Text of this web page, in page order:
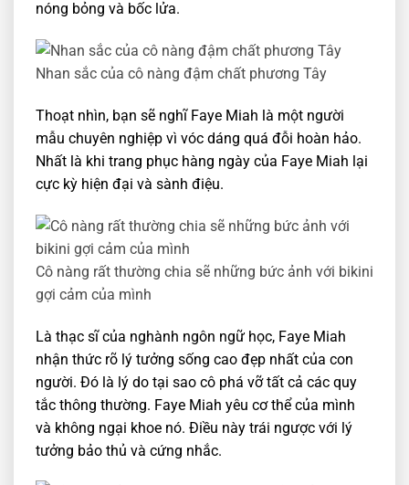
nóng bỏng và bốc lửa.
Nhan sắc của cô nàng đậm chất phương Tây
Thoạt nhìn, bạn sẽ nghĩ Faye Miah là một người
mẫu chuyên nghiệp vì vóc dáng quá đỗi hoàn hảo.
Nhất là khi trang phục hàng ngày của Faye Miah lại
cực kỳ hiện đại và sành điệu.
Cô nàng rất thường chia sẽ những bức ảnh với bikini
gợi cảm của mình
Là thạc sĩ của nghành ngôn ngữ học, Faye Miah
nhận thức rõ lý tưởng sống cao đẹp nhất của con
người. Đó là lý do tại sao cô phá vỡ tất cả các quy
tắc thông thường. Faye Miah yêu cơ thể của mình
và không ngại khoe nó. Điều này trái ngược với lý
tưởng bảo thủ và cứng nhắc.